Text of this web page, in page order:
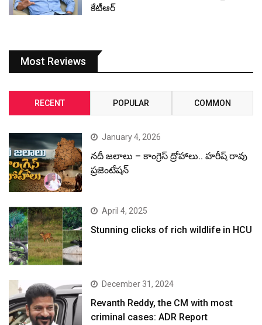
కేటీఆర్
Most Reviews
RECENT POPULAR COMMON
January 4, 2026
నదీ జలాలు – కాంగ్రెస్ ద్రోహాలు.. హరీష్ రావు
ప్రజెంటేషన్
April 4, 2025
Stunning clicks of rich wildlife in HCU
December 31, 2024
Revanth Reddy, the CM with most
criminal cases: ADR Report